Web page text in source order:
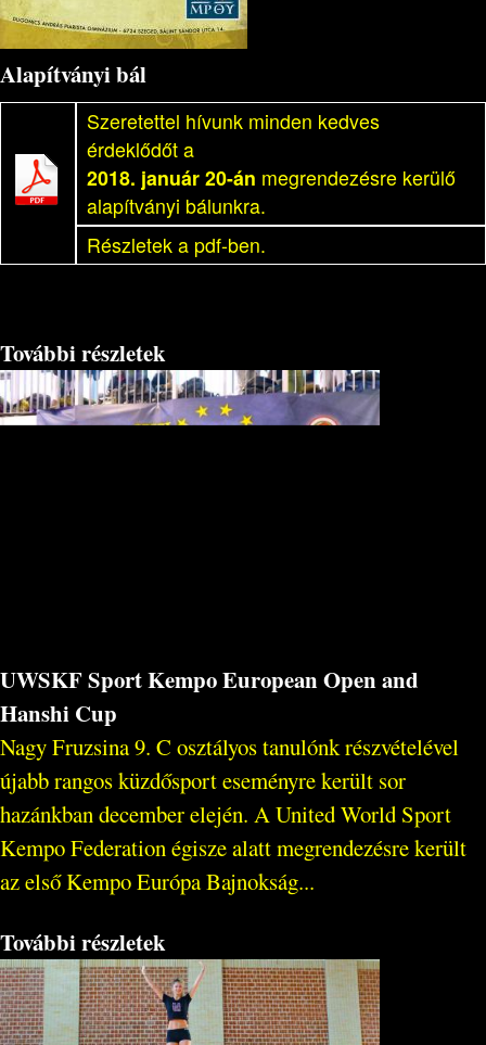
Alapítványi bál
Szeretettel hívunk minden kedves
érdeklődőt a
2018. január 20-án megrendezésre kerülő
alapítványi bálunkra.
Részletek a pdf-ben.
További részletek
UWSKF Sport Kempo European Open and
Hanshi Cup
Nagy Fruzsina 9. C osztályos tanulónk részvételével
újabb rangos küzdősport eseményre került sor
hazánkban december elején. A United World Sport
Kempo Federation égisze alatt megrendezésre került
az első Kempo Európa Bajnokság...
További részletek